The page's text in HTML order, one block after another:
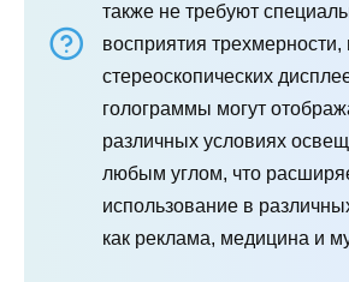
также не требуют
восприятия трехмерности,
стереоскопических
голограммы могут
различных условиях
любым углом, что
использование в
как реклама, медицина и